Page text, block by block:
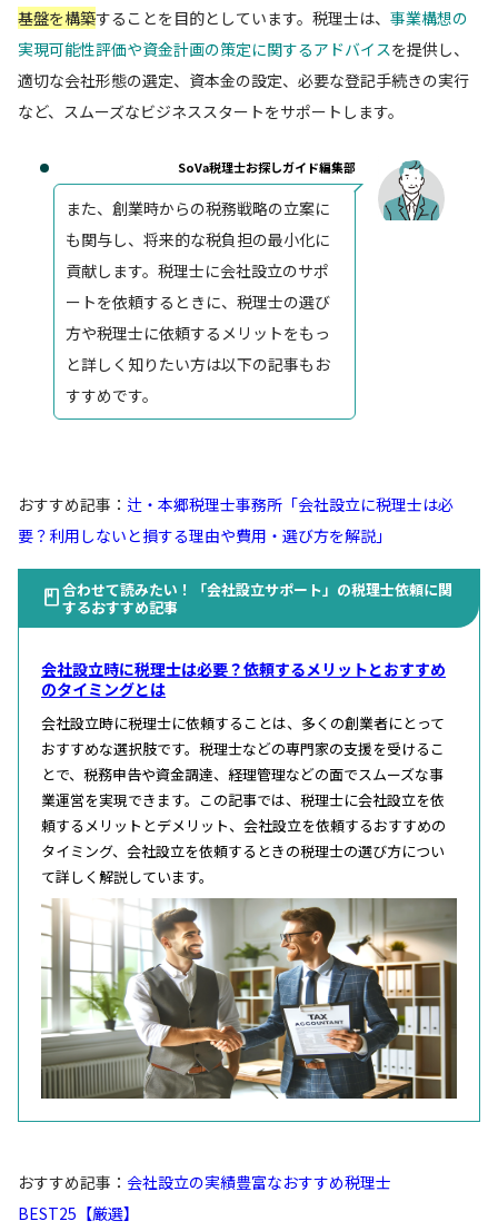
基盤を構築することを目的としています。税理士は、 事業構想の
実現可能性評価や資金計画の策定に関するアドバイスを提供し、
適切な会社形態の選定、資本金の設定、必要な登記手続きの実行
など、スムーズなビジネススタートをサポートします。
SoVa税理士お探しガイド編集部
また、創業時からの税務戦略の立案に
も関与し、将来的な税負担の最小化に
貢献します。税理士に会社設立のサポ
ートを依頼するときに、税理士の選び
方や税理士に依頼するメリットをもっ
と詳しく知りたい方は以下の記事もお
すすめです。
おすすめ記事： 辻・本郷税理士事務所「会社設立に税理士は必
要？利用しないと損する理由や費用・選び方を解説」
合わせて読みたい！「会社設立サポート」の税理士依頼に関
するおすすめ記事
会社設立時に税理士は必要？依頼するメリットとおすすめ
のタイミングとは
会社設立時に税理士に依頼することは、多くの創業者にとって
おすすめな選択肢です。税理士などの専門家の支援を受けるこ
とで、税務申告や資金調達、経理管理などの面でスムーズな事
業運営を実現できます。この記事では、税理士に会社設立を依
頼するメリットとデメリット、会社設立を依頼するおすすめの
タイミング、会社設立を依頼するときの税理士の選び方につい
て詳しく解説しています。
おすすめ記事： 会社設立の実績豊富なおすすめ税理士
BEST25【厳選】